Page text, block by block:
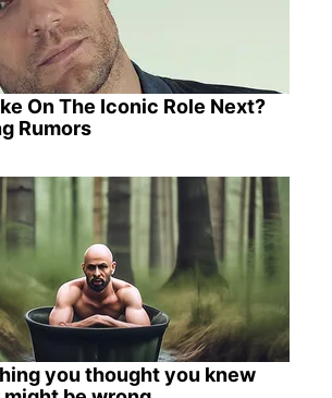
On The Iconic Role Next?
Rumors
you thought you knew